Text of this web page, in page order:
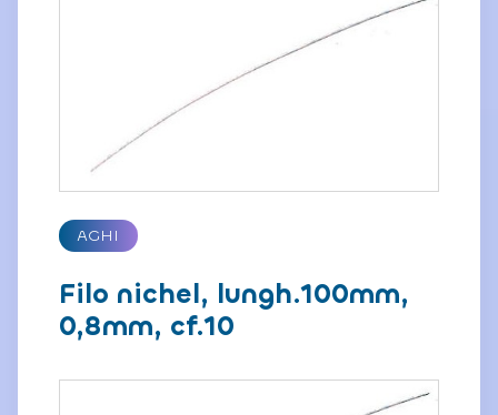
AGHI
Filo nichel, lungh.100mm,
0,8mm, cf.10